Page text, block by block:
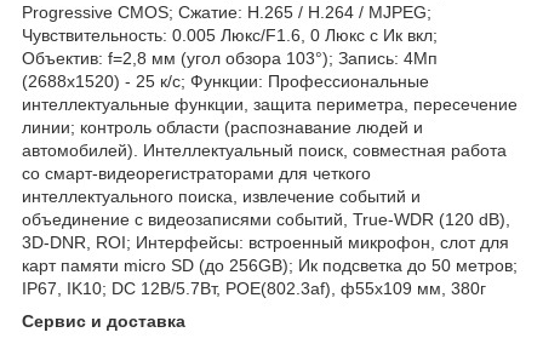
Progressive CMOS; Сжатие: H.265 / H.264 / MJPEG;
Чувствительность: 0.005 Люкс/F1.6, 0 Люкс c Ик вкл;
Объектив: f=2,8 мм (угол обзора 103°); Запись: 4Mп
(2688х1520) - 25 к/с; Функции: Профессиональные
интеллектуальные функции, защита периметра, пересечение
линии; контроль области (распознавание людей и
автомобилей). Интеллектуальный поиск, совместная работа
со смарт-видеорегистраторами для четкого
интеллектуального поиска, извлечение событий и
объединение с видеозаписями событий, True-WDR (120 dB),
3D-DNR, ROI; Интерфейсы: встроенный микрофон, слот для
карт памяти micro SD (до 256GB); Ик подсветка до 50 метров;
IP67, IK10; DC 12В/5.7Вт, POE(802.3af), ф55х109 мм, 380г
Сервис и доставка